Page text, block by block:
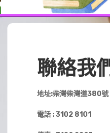
聯絡我
地址:柴灣柴灣道380號
電話 : 3102 8101